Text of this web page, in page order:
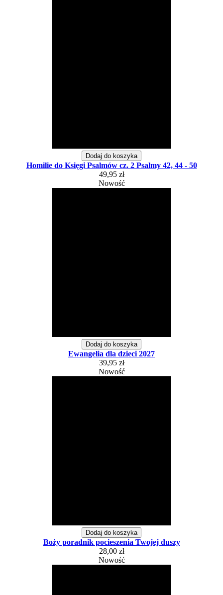
Dodaj do koszyka
Homilie do Księgi Psalmów cz. 2 Psalmy 42, 44 - 50
49,95 zł
Nowość
Dodaj do koszyka
Ewangelia dla dzieci 2027
39,95 zł
Nowość
Dodaj do koszyka
Boży poradnik pocieszenia Twojej duszy
28,00 zł
Nowość